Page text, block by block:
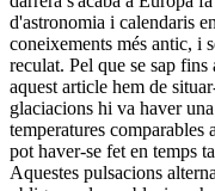
d'astronomia i calendaris
coneixements més antic, i
reculat. Pel que se sap fins
aquest article hem de
glaciacions hi va haver
temperatures comparables
pot haver-se fet en temps
Aquestes pulsacions